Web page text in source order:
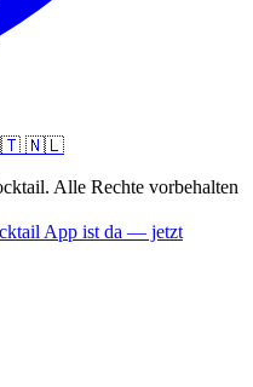
🇳🇱
Alle Rechte vorbehalten
App ist da — jetzt